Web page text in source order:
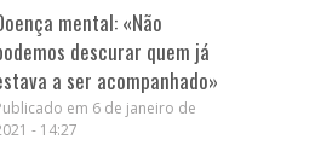
mental: «Não
descurar quem já
a ser acompanhado»
em 6 de janeiro de
- 14:27